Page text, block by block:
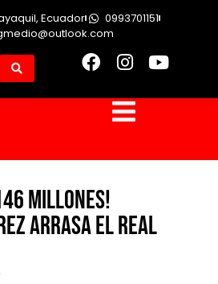
Ecuador
0993701151
millones!
arrasa el Real